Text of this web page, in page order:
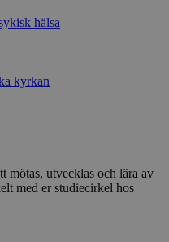
hälsa
kyrkan
mötas, utvecklas och lära av
med er studiecirkel hos